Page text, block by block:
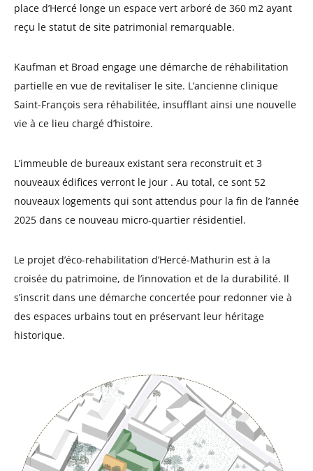
place d’Hercé longe un espace vert arboré de 360 m2 ayant
reçu le statut de site patrimonial remarquable.
Kaufman et Broad engage une démarche de réhabilitation
partielle en vue de revitaliser le site. L’ancienne clinique
Saint-François sera réhabilitée, insufflant ainsi une nouvelle
vie à ce lieu chargé d’histoire.
L’immeuble de bureaux existant sera reconstruit et 3
nouveaux édifices verront le jour . Au total, ce sont 52
nouveaux logements qui sont attendus pour la fin de l’année
2025 dans ce nouveau micro-quartier résidentiel.
Le projet d’éco-rehabilitation d’Hercé-Mathurin est à la
croisée du patrimoine, de l’innovation et de la durabilité. Il
s’inscrit dans une démarche concertée pour redonner vie à
des espaces urbains tout en préservant leur héritage
historique.